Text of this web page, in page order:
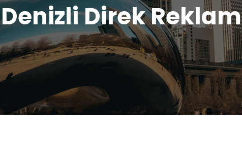
Denizli Direk Reklam